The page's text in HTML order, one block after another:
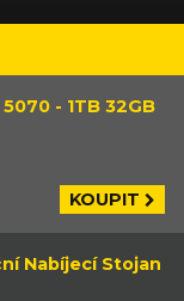
- 1TB 32GB
KOUPIT
Nabíjecí Stojan